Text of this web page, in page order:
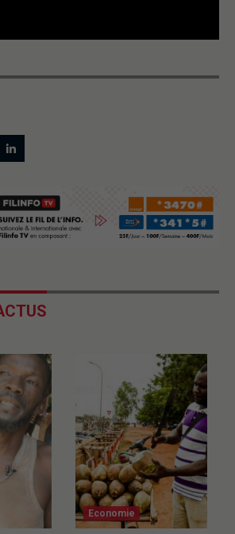
Economie